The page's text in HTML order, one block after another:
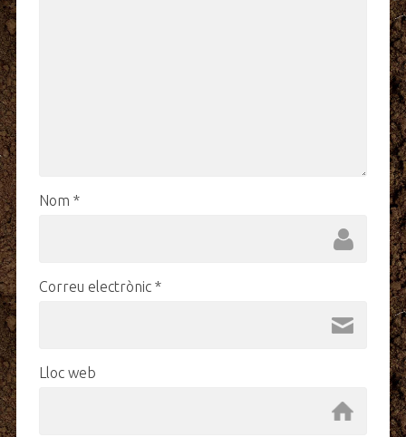
Nom *
Correu electrònic *
Lloc web